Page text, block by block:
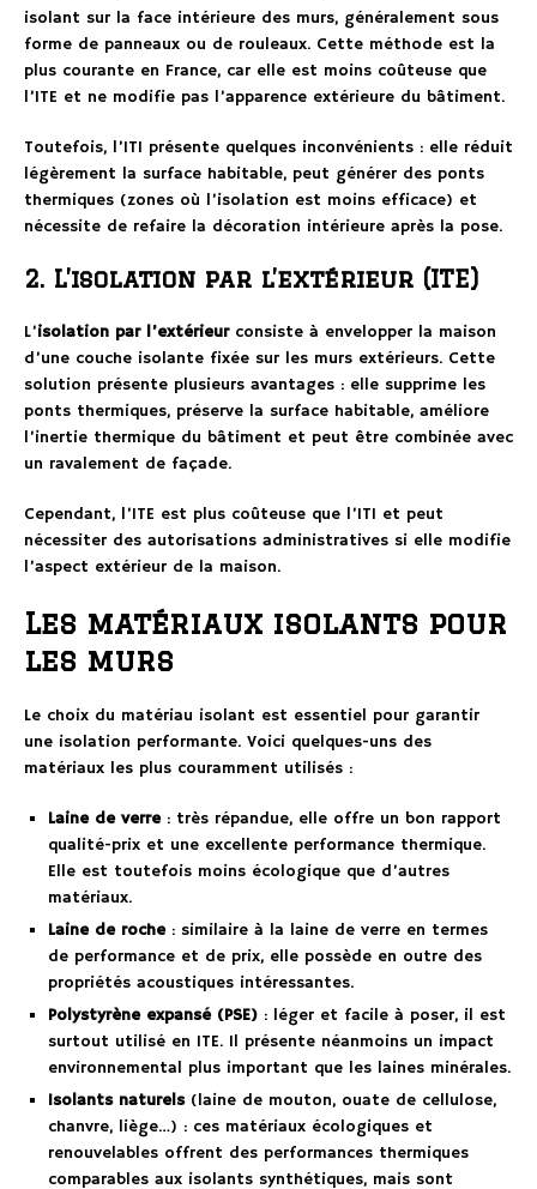
isolant sur la face intérieure des murs, généralement sous
forme de panneaux ou de rouleaux. Cette méthode est la
plus courante en France, car elle est moins coûteuse que
l’ITE et ne modifie pas l’apparence extérieure du bâtiment.
Toutefois, l’ITI présente quelques inconvénients : elle réduit
légèrement la surface habitable, peut générer des ponts
thermiques (zones où l’isolation est moins efficace) et
nécessite de refaire la décoration intérieure après la pose.
2. L’isolation par l’extérieur (ITE)
L’isolation par l’extérieurconsiste à envelopper la maison
d’une couche isolante fixée sur les murs extérieurs. Cette
solution présente plusieurs avantages : elle supprime les
ponts thermiques, préserve la surface habitable, améliore
l’inertie thermique du bâtiment et peut être combinée avec
un ravalement de façade.
Cependant, l’ITE est plus coûteuse que l’ITI et peut
nécessiter des autorisations administratives si elle modifie
l’aspect extérieur de la maison.
Les matériaux isolants pour
les murs
Le choix du matériau isolant est essentiel pour garantir
une isolation performante. Voici quelques-uns des
matériaux les plus couramment utilisés :
Laine de verre: très répandue, elle offre un bon rapport
qualité-prix et une excellente performance thermique.
Elle est toutefois moins écologique que d’autres
matériaux.
Laine de roche: similaire à la laine de verre en termes
de performance et de prix, elle possède en outre des
propriétés acoustiques intéressantes.
Polystyrène expansé (PSE) : léger et facile à poser, il est
surtout utilisé en ITE. Il présente néanmoins un impact
environnemental plus important que les laines minérales.
Isolants naturels(laine de mouton, ouate de cellulose,
chanvre, liège…) : ces matériaux écologiques et
renouvelables offrent des performances thermiques
comparables aux isolants synthétiques, mais sont